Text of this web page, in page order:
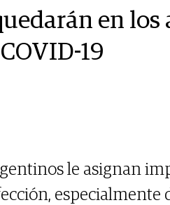
en
19
le asignan
especialmente